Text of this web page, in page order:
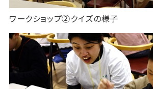
ワークショップ②クイズの様子